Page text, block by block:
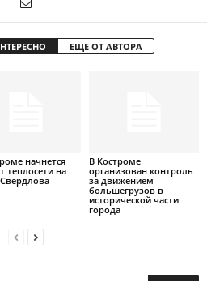
ЕЩЕ ОТ АВТОРА
начнется
теплосети на
В Костроме
организован контроль
за движением
большегрузов в
исторической части
города